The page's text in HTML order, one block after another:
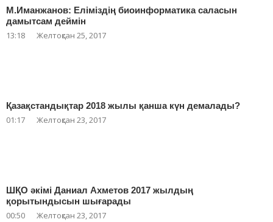
М.Иманжанов: Еліміздің биоинформатика саласын
дамытсам деймін
13:18 Желтоқсан 25, 2017
Қазақстандықтар 2018 жылы қанша күн демалады?
01:17 Желтоқсан 23, 2017
ШҚО әкімі Даниал Ахметов 2017 жылдың
қорытындысын шығарады
00:50 Желтоқсан 23, 2017